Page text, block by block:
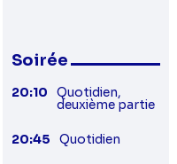
Soirée
20:10 Quotidien,
deuxième partie
20:45 Quotidien